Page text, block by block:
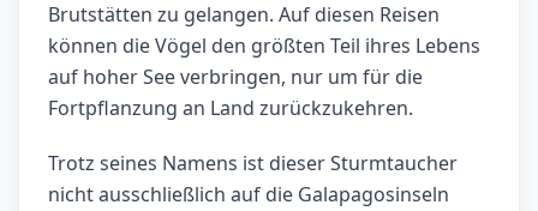
Brutstätten zu gelangen. Auf diesen Reisen
können die Vögel den größten Teil ihres Lebens
auf hoher See verbringen, nur um für die
Fortpflanzung an Land zurückzukehren.
Trotz seines Namens ist dieser Sturmtaucher
nicht ausschließlich auf die Galapagosinseln